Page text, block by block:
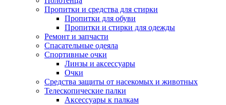
Пропитки и средства для стирки
Пропитки для обуви
Пропитки и стирки для одежды
Ремонт и запчасти
Спасательные одеяла
Спортивные очки
Линзы и аксессуары
Очки
Средства защиты от насекомых и животных
Телескопические палки
Аксессуары к палкам